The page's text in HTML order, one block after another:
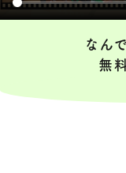
なん
無